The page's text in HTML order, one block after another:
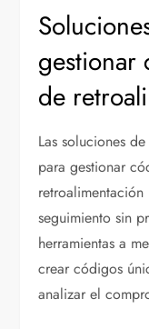
gestionar
de
Las soluciones
para gestionar
seguimiento sin
herramientas a
crear códigos
analizar el